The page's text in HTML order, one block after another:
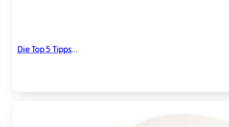
Die Top 5 Tipps...